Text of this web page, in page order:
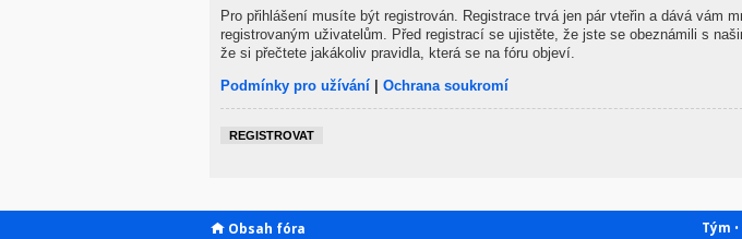
Pro přihlášení musíte být registrován. Registrace trvá jen pár vteřin a dává vám
registrovaným uživatelům. Před registrací se ujistěte, že jste se obeznámili s
že si přečtete jakákoliv pravidla, která se na fóru objeví.
Podmínky pro užívání | Ochrana soukromí
REGISTROVAT
Obsah fóra Tým •